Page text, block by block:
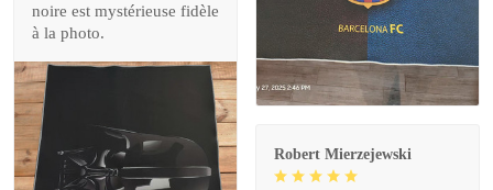
noire est mystérieuse fidèle
à la photo.
Robert Mierzejewski